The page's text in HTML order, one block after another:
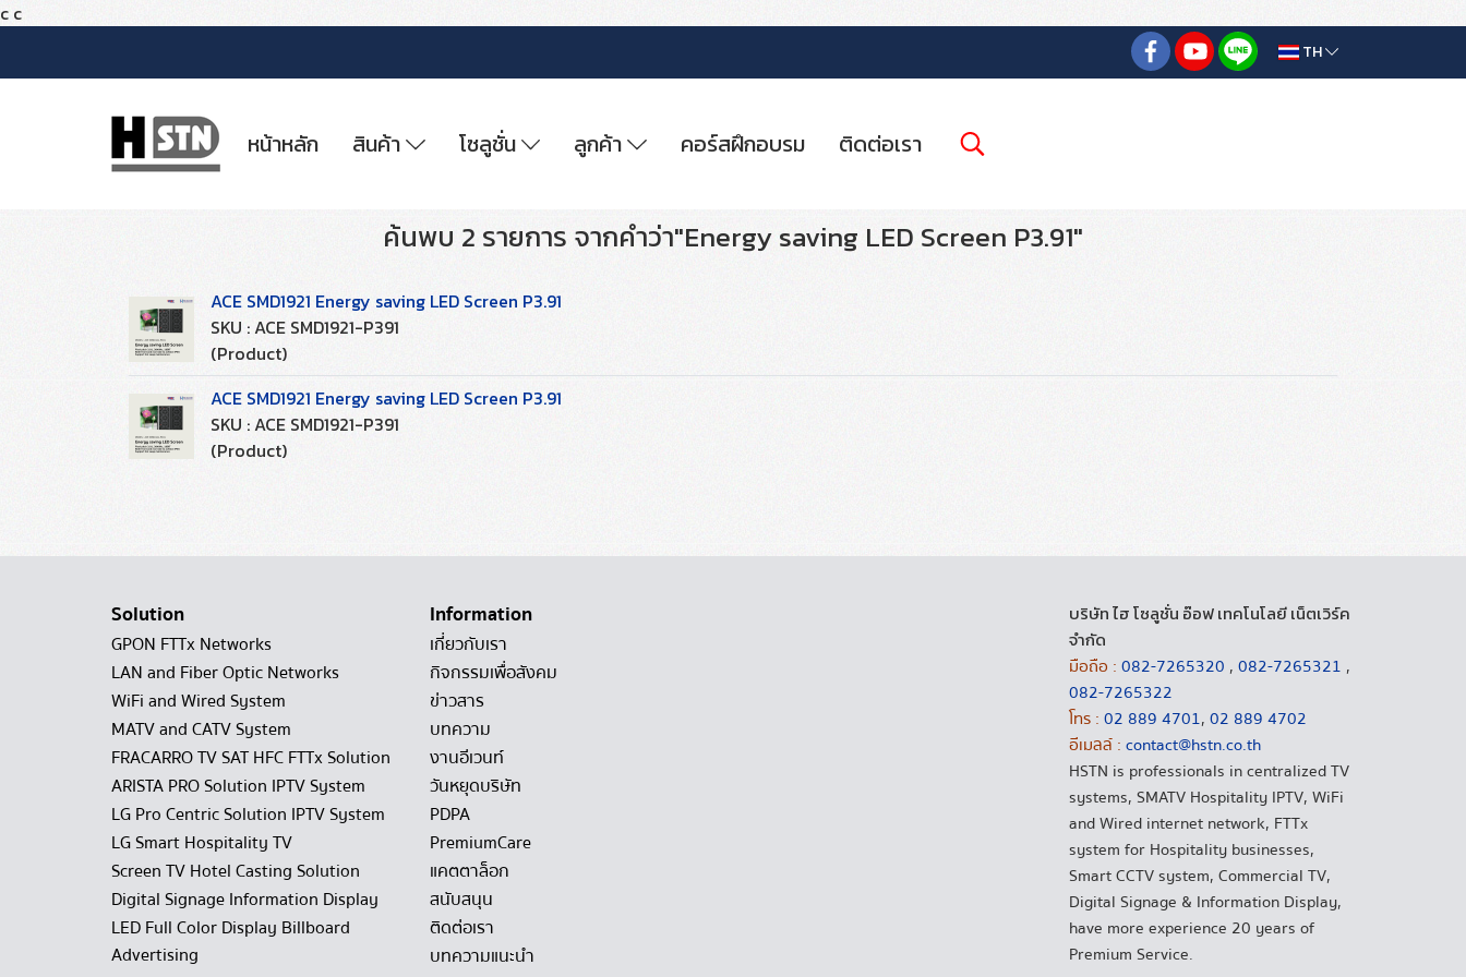
c c
TH
หน้าหลัก สินค้า โซลูชั่น ลูกค้า คอร์สฝึกอบรม ติดต่อเรา
ค้นพบ 2 รายการ จากคำว่า"Energy saving LED Screen P3.91"
ACE SMD1921 Energy saving LED Screen P3.91
SKU : ACE SMD1921-P391
(Product)
ACE SMD1921 Energy saving LED Screen P3.91
SKU : ACE SMD1921-P391
(Product)
Solution
GPON FTTx Networks
LAN and Fiber Optic Networks
WiFi and Wired System
MATV and CATV System
FRACARRO TV SAT HFC FTTx Solution
ARISTA PRO Solution IPTV System
LG Pro Centric Solution IPTV System
LG Smart Hospitality TV
Screen TV Hotel Casting Solution
Digital Signage Information Display
LED Full Color Display Billboard
Advertising
Information
เกี่ยวกับเรา
กิจกรรมเพื่อสังคม
ข่าวสาร
บทความ
งานอีเวนท์
วันหยุดบริษัท
PDPA
PremiumCare
แคตตาล็อก
สนับสนุน
ติดต่อเรา
บทความแนะนำ
บริษัท ไฮ โซลูชั่น อ๊อฟ เทคโนโลยี เน็ตเวิร์ค
จำกัด
มือถือ : 082-7265320 , 082-7265321 ,
082-7265322
โทร : 02 889 4701, 02 889 4702
อีเมลล์ : contact@hstn.co.th
HSTN is professionals in centralized TV
systems, SMATV Hospitality IPTV, WiFi
and Wired internet network, FTTx
system for Hospitality businesses,
Smart CCTV system, Commercial TV,
Digital Signage & Information Display,
have more experience 20 years of
Premium Service.